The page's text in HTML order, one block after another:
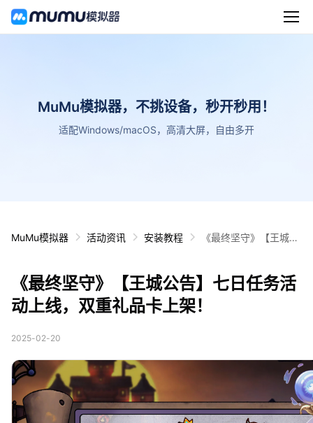
MuMu模拟器，不挑设备，秒开秒用！
适配Windows/macOS，高清大屏，自由多开
MuMu模拟器 活动资讯 安装教程
《最终坚守》【王城公
《最终坚守》【王城公告】七日任务活
动上线，双重礼品卡上架！
2025-02-20